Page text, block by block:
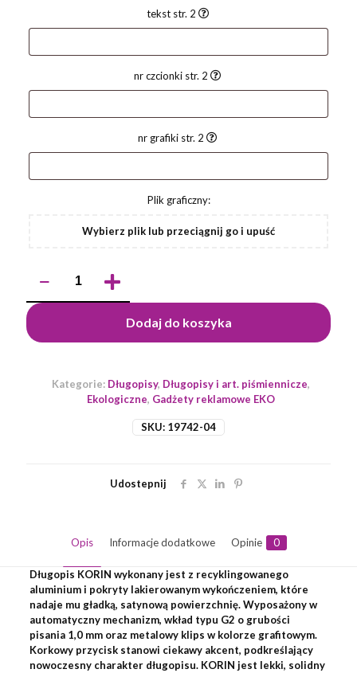
tekst str. 2
nr czcionki str. 2
nr grafiki str. 2
Plik graficzny:
Wybierz plik lub przeciągnij go i upuść
Długopis
KORIN
Dodaj do koszyka
SKU: 19742-04
Kategorie: Długopisy, Długopisy i art. piśmiennicze,
Ekologiczne, Gadżety reklamowe EKO
Udostepnij
Opis Informacje dodatkowe Opinie 0
Długopis KORIN wykonany jest z recyklingowanego
aluminium i pokryty lakierowanym wykończeniem, które
nadaje mu gładką, satynową powierzchnię. Wyposażony w
automatyczny mechanizm, wkład typu G2 o grubości
pisania 1,0 mm oraz metalowy klips w kolorze grafitowym.
Korkowy przycisk stanowi ciekawy akcent, podkreślający
nowoczesny charakter długopisu. KORIN jest lekki, solidny